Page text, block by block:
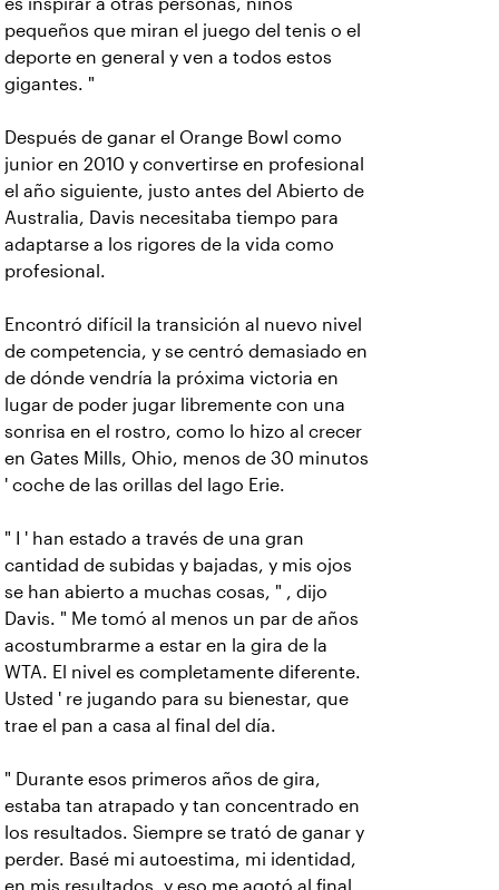
es inspirar a otras personas, niños
pequeños que miran el juego del tenis o el
deporte en general y ven a todos estos
gigantes. "
Después de ganar el Orange Bowl como
junior en 2010 y convertirse en profesional
el año siguiente, justo antes del Abierto de
Australia, Davis necesitaba tiempo para
adaptarse a los rigores de la vida como
profesional.
Encontró difícil la transición al nuevo nivel
de competencia, y se centró demasiado en
de dónde vendría la próxima victoria en
lugar de poder jugar libremente con una
sonrisa en el rostro, como lo hizo al crecer
en Gates Mills, Ohio, menos de 30 minutos
' coche de las orillas del lago Erie.
" I ' han estado a través de una gran
cantidad de subidas y bajadas, y mis ojos
se han abierto a muchas cosas, " , dijo
Davis. " Me tomó al menos un par de años
acostumbrarme a estar en la gira de la
WTA. El nivel es completamente diferente.
Usted ' re jugando para su bienestar, que
trae el pan a casa al final del día.
" Durante esos primeros años de gira,
estaba tan atrapado y tan concentrado en
los resultados. Siempre se trató de ganar y
perder. Basé mi autoestima, mi identidad,
en mis resultados, y eso me agotó al final